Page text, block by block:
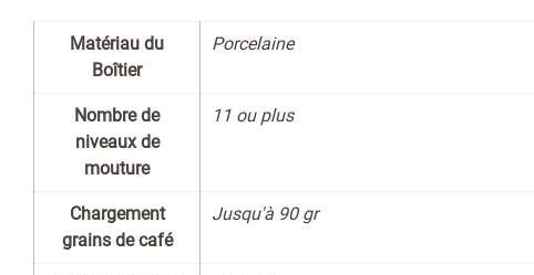
Matériau du
Boîtier
Porcelaine
Nombre de
niveaux de
mouture
11 ou plus
Chargement
grains de café
Jusqu'à 90 gr